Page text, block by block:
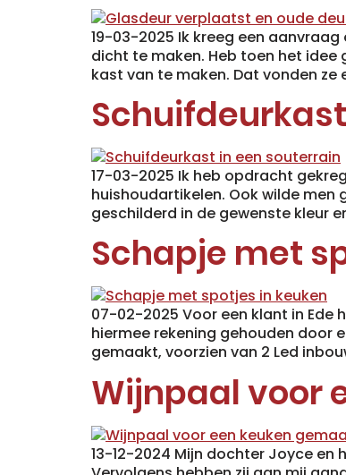
19-03-2025 Ik kreeg een
dicht te maken. Heb toen het idee
kast van te maken. Dat vonden ze
17-03-2025 Ik heb opdracht
huishoudartikelen. Ook wilde
geschilderd in de gewenste kleur
Schapje met
07-02-2025 Voor een klant in Ede
hiermee rekening gehouden door
gemaakt, voorzien van 2 Led
Wijnpaal voor
13-12-2024 Mijn dochter Joyce en